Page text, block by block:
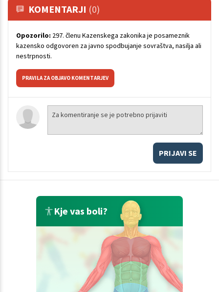
KOMENTARJI (0)
Opozorilo: 297. členu Kazenskega zakonika je posameznik
kazensko odgovoren za javno spodbujanje sovraštva, nasilja ali
nestrpnosti.
PRAVILA ZA OBJAVO KOMENTARJEV
PRIJAVI SE
Kje vas boli?